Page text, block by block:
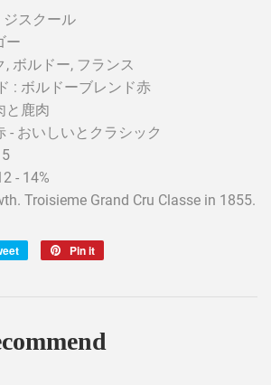
ジスクール
ー
ボルドー, フランス
: ボルドーブレンド赤
と鹿肉
- おいしいとクラシック
- 14%
Troisieme Grand Cru Classe in 1855.
Tweet
Pin it